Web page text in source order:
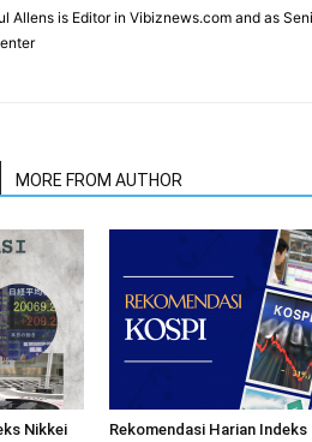
Allens is Editor in Vibiznews.com and as
MORE FROM AUTHOR
Nikkei
Rekomendasi Harian Indeks